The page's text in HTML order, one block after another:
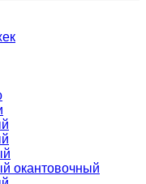
окантовочный